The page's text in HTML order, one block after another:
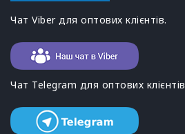
Чат Viber для оптових клієнтів.
Чат Telegram для оптових